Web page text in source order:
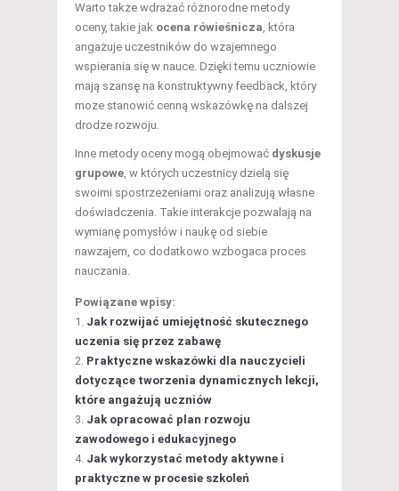
Warto także wdrażać różnorodne metody
oceny, takie jak ocena rówieśnicza, która
angażuje uczestników do wzajemnego
wspierania się w nauce. Dzięki temu uczniowie
mają szansę na konstruktywny feedback, który
może stanowić cenną wskazówkę na dalszej
drodze rozwoju.
Inne metody oceny mogą obejmować dyskusje
grupowe, w których uczestnicy dzielą się
swoimi spostrzeżeniami oraz analizują własne
doświadczenia. Takie interakcje pozwalają na
wymianę pomysłów i naukę od siebie
nawzajem, co dodatkowo wzbogaca proces
nauczania.
Powiązane wpisy:
Jak rozwijać umiejętność skutecznego
uczenia się przez zabawę
Praktyczne wskazówki dla nauczycieli
dotyczące tworzenia dynamicznych lekcji,
które angażują uczniów
Jak opracować plan rozwoju
zawodowego i edukacyjnego
Jak wykorzystać metody aktywne i
praktyczne w procesie szkoleń